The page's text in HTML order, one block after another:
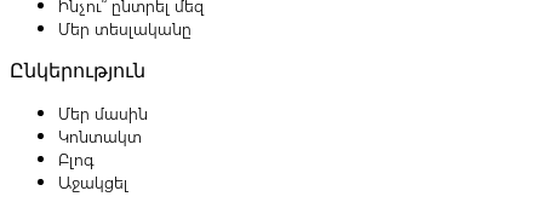
Ինչու՞ ընտրել մեզ
Մեր տեսլականը
Ընկերություն
Մեր մասին
Կոնտակտ
Բլոգ
Աջակցել